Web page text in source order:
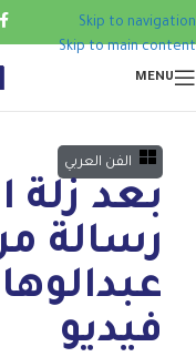
Skip to navigation
Skip to main content
MENU
الفن العربي
بعد زلة
رسالة
فيديو